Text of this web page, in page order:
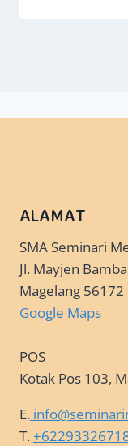
ALAMAT
SMA Seminari
Jl. Mayjen
Magelang 56172
Google Maps
POS
Kotak Pos 103,
E.
T.